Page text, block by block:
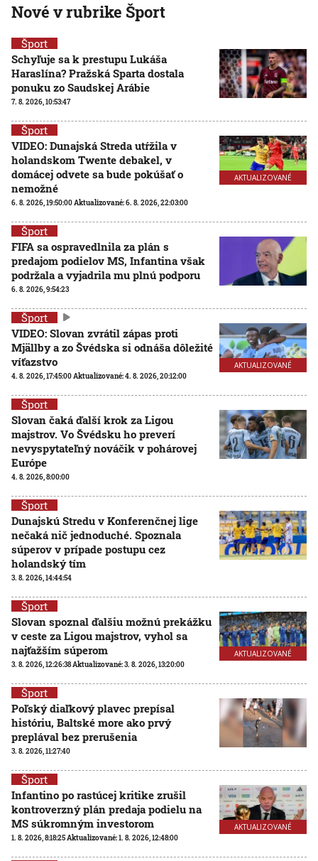
Nové v rubrike Šport
Šport
Schyľuje sa k prestupu Lukáša
Haraslína? Pražská Sparta dostala
ponuku zo Saudskej Arábie
7. 8. 2026, 10:53:47
AKTUALIZOVANÉ
Šport
VIDEO: Dunajská Streda utŕžila v
holandskom Twente debakel, v
domácej odvete sa bude pokúšať o
nemožné
6. 8. 2026, 19:50:00Aktualizované:6. 8. 2026, 22:03:00
Šport
FIFA sa ospravedlnila za plán s
predajom podielov MS, Infantina však
podržala a vyjadrila mu plnú podporu
6. 8. 2026, 9:54:23
AKTUALIZOVANÉ
Šport
VIDEO: Slovan zvrátil zápas proti
Mjällby a zo Švédska si odnáša dôležité
víťazstvo
4. 8. 2026, 17:45:00Aktualizované:4. 8. 2026, 20:12:00
Šport
Slovan čaká ďalší krok za Ligou
majstrov. Vo Švédsku ho preverí
nevyspytateľný nováčik v pohárovej
Európe
4. 8. 2026, 8:00:00
Šport
Dunajskú Stredu v Konferenčnej lige
nečaká nič jednoduché. Spoznala
súperov v prípade postupu cez
holandský tím
3. 8. 2026, 14:44:54
AKTUALIZOVANÉ
Šport
Slovan spoznal ďalšiu možnú prekážku
v ceste za Ligou majstrov, vyhol sa
najťažším súperom
3. 8. 2026, 12:26:38Aktualizované:3. 8. 2026, 13:20:00
Šport
Poľský diaľkový plavec prepísal
históriu, Baltské more ako prvý
preplával bez prerušenia
3. 8. 2026, 11:27:40
AKTUALIZOVANÉ
Šport
Infantino po rastúcej kritike zrušil
kontroverzný plán predaja podielu na
MS súkromným investorom
1. 8. 2026, 8:18:25Aktualizované:1. 8. 2026, 12:48:00